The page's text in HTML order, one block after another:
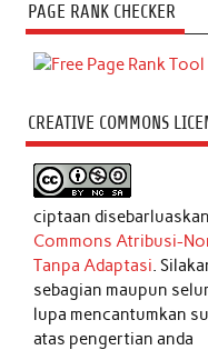
PAGE RANK CHECKER
CREATIVE COMMONS
ciptaan
Commons Atribusi-
Tanpa Adaptasi.
sebagian maupun
lupa mencantumkan
atas pengertian anda